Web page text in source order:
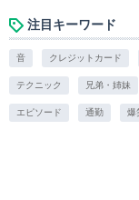
注目キーワード
音 クレジットカード
テクニック 兄弟・姉妹
エピソード 通勤 爆